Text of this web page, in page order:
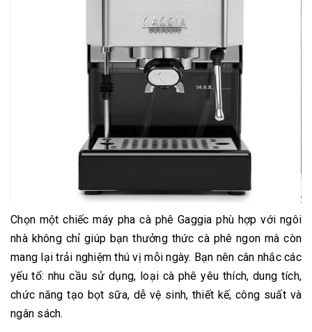
Chọn một chiếc máy pha cà phê Gaggia phù hợp với ngôi
nhà không chỉ giúp bạn thưởng thức cà phê ngon mà còn
mang lại trải nghiệm thú vị mỗi ngày. Bạn nên cân nhắc các
yếu tố: nhu cầu sử dụng, loại cà phê yêu thích, dung tích,
chức năng tạo bọt sữa, dễ vệ sinh, thiết kế, công suất và
ngân sách.